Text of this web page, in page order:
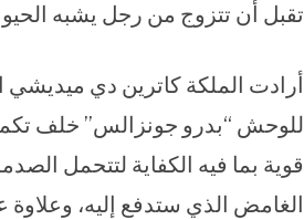
تقبل أن تتزوج من رجل يشبه
أرادت الملكة كاترين دي ميديشي
للوحش “بدرو جونزالس” خلف تكمل
قوية بما فيه الكفاية لتتحمل
الغامض الذي ستدفع إليه،